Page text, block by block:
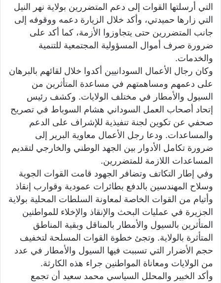
التي أرسلتها القوات إلى دعم المتضررين بولاية نهر النيل
التي زارها حميدتي، وأكد خلال الزيارة دعمه ووقوفه إلى
جانب المتضررين حتى يتجاوزوا الأزمة، كما أكد على
ضرورة صرف أموال المسؤولية المجتمعية للتنمية
والخدمات.
وكان رجال الأعمال السودانيين أكدوا خلال لقائهم بالبرهان
على دعمهم ومساهمتهم في مساعدة المتأثرين من
السيول والأمطار في مختلف الولايات. وكشف رئيس
إتحاد أصحاب العمل السوداني هشام السوباط في تصريح
صحفي عن تكوين لجنة تنفيذية للإشراف على الدعم
والمساعدات. ودعا رجل الأعمال معاوية البرير إلى
ضرورة تكامل الأدوار بين الجهد الوطني والخارجي لتقديم
المساعدات اللازمة للمتضررين.
وفي إطار التكاتف وتضافر الجهود قامت القوات الجوية
وسلاح المهندسين بالدفع بطائرات عمودية وقوارب إنقاذ
وأتيام من القوات الخاصة لمعاونة السلطات المحلية بولاية
الجزيرة في عمليات البحث والإنقاذ والإخلاء للمواطنين
المتأثرين بالسيول والأمطار بالمناقل وبقية المناطق
المتأثرة بالولاية. وتجئ خطوة القوات المسلحة لتخفيف
حجم الأضرار التي تسببت فيها السيول والأمطار في عدد
من الولايات ومعاناة المواطنين جراء هذه الكارثة.
وأكد الخبير والمحلل السياسي محمد سعيد أن تجمع